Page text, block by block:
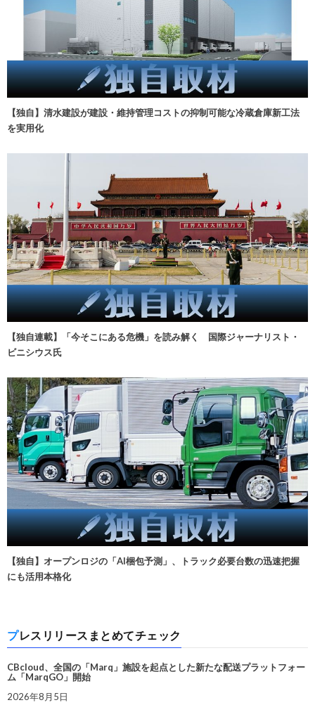
【独自】清水建設が建設・維持管理コストの抑制可能な冷蔵倉庫新工法
を実用化
【独自連載】「今そこにある危機」を読み解く 国際ジャーナリスト・
ビニシウス氏
【独自】オープンロジの「AI梱包予測」、トラック必要台数の迅速把握
にも活用本格化
プレスリリースまとめてチェック
CBcloud、全国の「Marq」施設を起点とした新たな配送プラットフォー
ム「MarqGO」開始
2026年8月5日